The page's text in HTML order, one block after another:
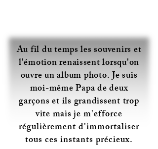
Au fil du temps les souvenirs et
l'émotion renaissent lorsqu'on
ouvre un album photo. Je suis
moi-même Papa de deux
garçons et ils grandissent trop
vite mais jem'efforce
régulièrement d'immortaliser
tous ces instants précieux.